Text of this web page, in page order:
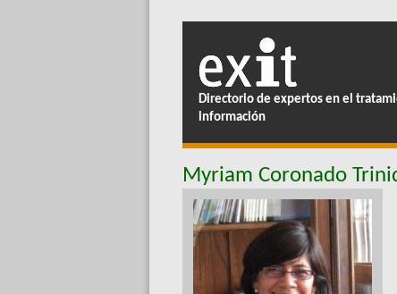
Directorio de expertos en el
información
Myriam Coronado